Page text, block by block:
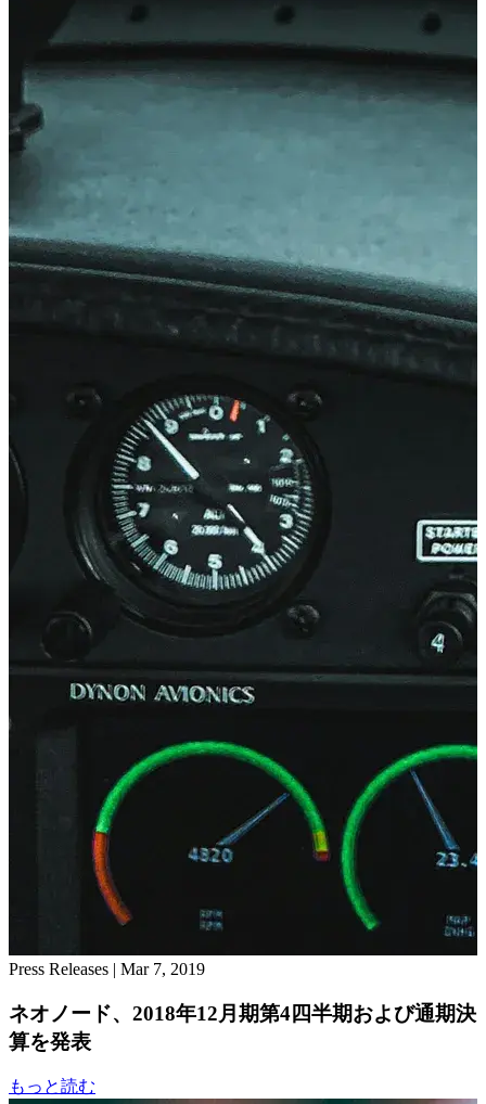
Press Releases | Mar 7, 2019
ネオノード、2018年12月期第4四半期および通期決
算を発表
もっと読む